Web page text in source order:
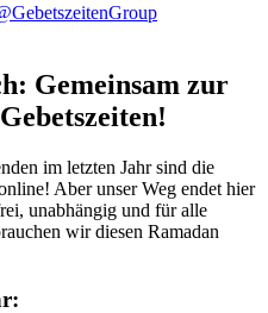
Gemeinsam zur
im letzten Jahr sind die
Aber unser Weg endet hier
unabhängig und für alle
wir diesen Ramadan